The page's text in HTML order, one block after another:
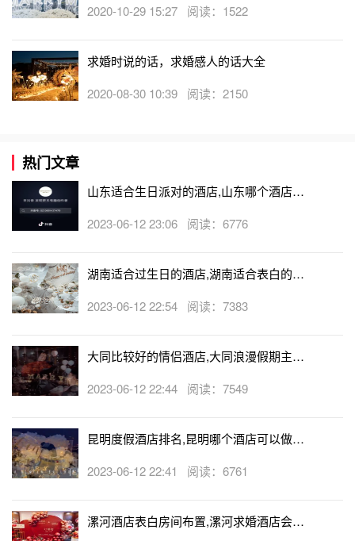
2020-10-29 15:27 阅读：1522
求婚时说的话，求婚感人的话大全
2020-08-30 10:39 阅读：2150
热门文章
山东适合生日派对的酒店,山东哪个酒店有
2023-06-12 23:06 阅读：6776
湖南适合过生日的酒店,湖南适合表白的酒
2023-06-12 22:54 阅读：7383
大同比较好的情侣酒店,大同浪漫假期主题
2023-06-12 22:44 阅读：7549
昆明度假酒店排名,昆明哪个酒店可以做求
2023-06-12 22:41 阅读：6761
漯河酒店表白房间布置,漯河求婚酒店会帮